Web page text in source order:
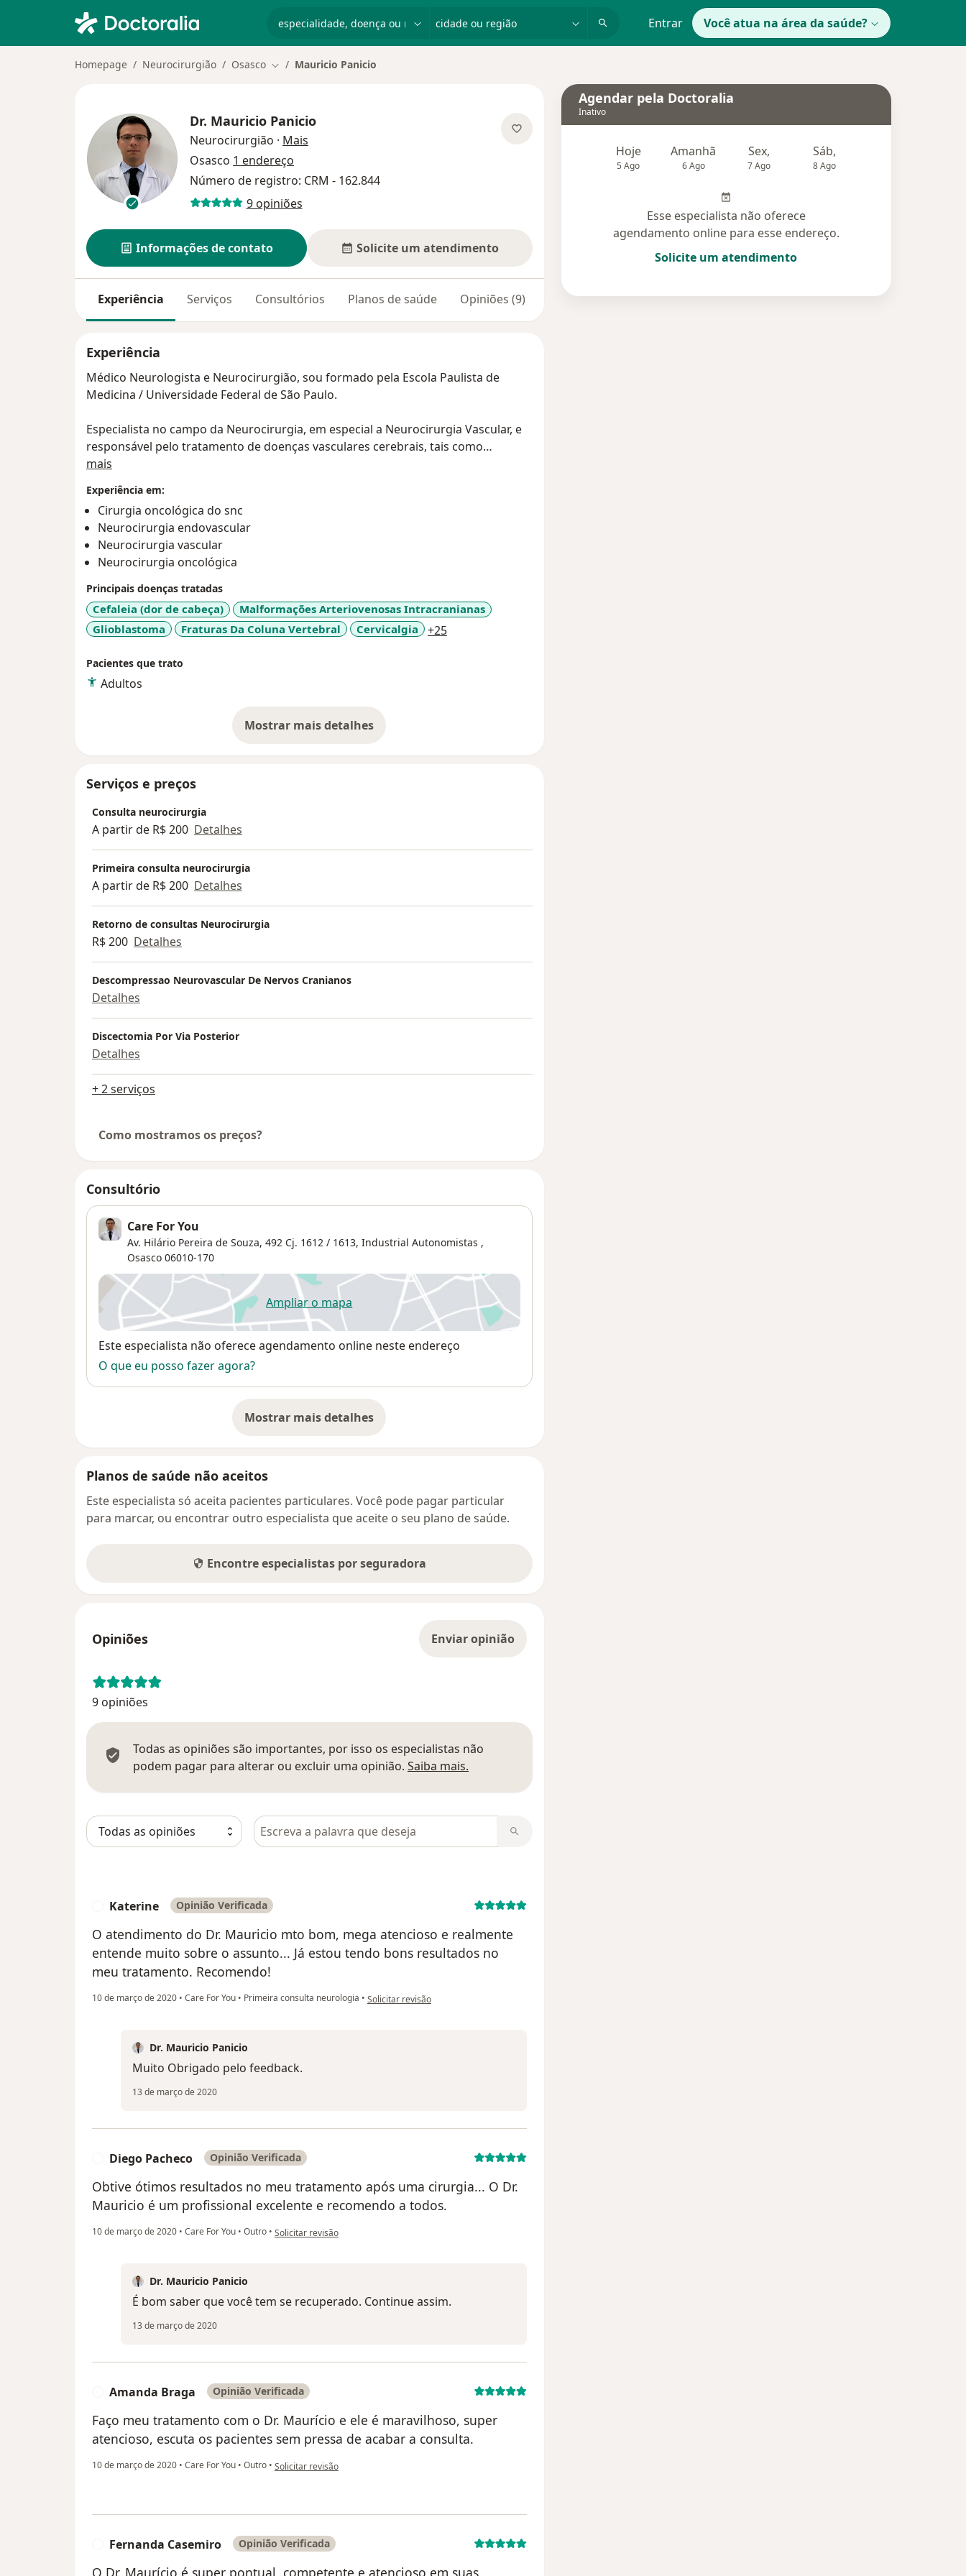
Entrar Você atua na área da saúde?
Homepage Neurocirurgião Osasco Mudar de cidade
Mauricio Panicio
Dr. Mauricio Panicio
Neurocirurgião · Mais
Osasco 1 endereço
Número de registro: CRM - 162.844
9 opiniões
Informações de contato Solicite um atendimento
Experiência Serviços Consultórios Planos de saúde Opiniões (9)
Experiência
Médico Neurologista e Neurocirurgião, sou formado pela Escola Paulista de
Medicina / Universidade Federal de São Paulo.
Especialista no campo da Neurocirurgia, em especial a Neurocirurgia Vascular, e
responsável pelo tratamento de doenças vasculares cerebrais, tais como
Acidente Vascular Cerebral.
Com especializações e estudos constantes, está habilitado para trabalhos em
Técnicas avançadas de Neurocirurgia, Malformações Arteriovenosas,
Neurocirurgia Oncológica, Neuroanatomia e Técnicas Minimamente Invasivas em
Neurocirurgia.
mais
Experiência em:
Cirurgia oncológica do snc
Neurocirurgia endovascular
Neurocirurgia vascular
Neurocirurgia oncológica
Principais doenças tratadas
Cefaleia (dor de cabeça)
Malformações Arteriovenosas Intracranianas
Glioblastoma
Fraturas Da Coluna Vertebral Cervicalgia +25a11y_sr_more_diseases
Pacientes que trato
Adultos
Mostrar mais detalhes
sobre a experiência
Serviços e preços
Consulta neurocirurgia
A partir de R$ 200 Detalhes
Primeira consulta neurocirurgia
A partir de R$ 200 Detalhes
Retorno de consultas Neurocirurgia
R$ 200 Detalhes
Descompressao Neurovascular De Nervos Cranianos
Detalhes
Discectomia Por Via Posterior
Detalhes
+ 2 serviços
Como mostramos os preços?
Consultório
Care For You
Av. Hilário Pereira de Souza, 492 Cj. 1612 / 1613, Industrial Autonomistas ,
Osasco 06010-170
Ampliar o mapaabre num novo separador
Disponibilidade
Este especialista não oferece agendamento online neste endereço
O que eu posso fazer agora?
Mostrar mais detalhes
sobre o endereço
Planos de saúde não aceitos
Este especialista só aceita pacientes particulares. Você pode pagar particular
para marcar, ou encontrar outro especialista que aceite o seu plano de saúde.
Encontre especialistas por seguradora
Opiniões Enviar opinião
9 opiniões
Todas as opiniões são importantes, por isso os especialistas não
podem pagar para alterar ou excluir uma opinião. Saiba mais.
Pesquisar em opiniões
Katerine Opinião Verificada
O atendimento do Dr. Mauricio mto bom, mega atencioso e realmente
entende muito sobre o assunto... Já estou tendo bons resultados no
meu tratamento. Recomendo!
10 de março de 2020 • Care For You • Primeira consulta neurologia • na opinião do utilizador Katerine
Solicitar revisão
Dr. Mauricio Panicio
Muito Obrigado pelo feedback.
13 de março de 2020
Diego Pacheco Opinião Verificada
Obtive ótimos resultados no meu tratamento após uma cirurgia... O Dr.
Mauricio é um profissional excelente e recomendo a todos.
10 de março de 2020 • Care For You • Outro • na opinião do utilizador Diego Pacheco
Solicitar revisão
Dr. Mauricio Panicio
É bom saber que você tem se recuperado. Continue assim.
13 de março de 2020
Amanda Braga Opinião Verificada
Faço meu tratamento com o Dr. Maurício e ele é maravilhoso, super
atencioso, escuta os pacientes sem pressa de acabar a consulta.
10 de março de 2020 • Care For You • Outro • na opinião do utilizador Amanda Braga
Solicitar revisão
Fernanda Casemiro Opinião Verificada
Agendar pela Doctoralia
Inativo
Hoje
5 Ago
Amanhã
6 Ago
Sex,
7 Ago
Sáb,
8 Ago
Esse especialista não oferece
agendamento online para esse endereço.
Solicite um atendimento